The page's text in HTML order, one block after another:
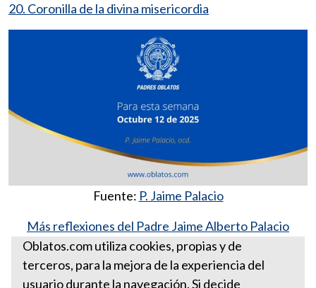
20. Coronilla de la divina misericordia
Fuente: P. Jaime Palacio
Más reflexiones del Padre Jaime Alberto Palacio
González, ocd
Para esta semana octubre 12
Oblatos.com utiliza cookies, propias y de
terceros, para la mejora de la experiencia del
usuario durante la navegación. Si decide